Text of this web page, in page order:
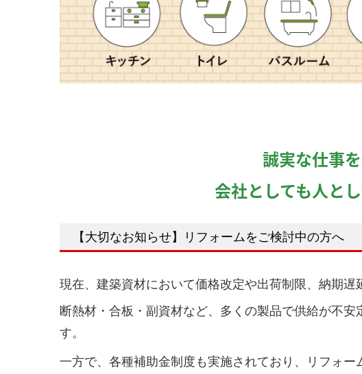
誠実な仕事
会社としても人と
【大切なお知らせ】リフォームをご検討中の方へ
現在、建築資材において価格改定や出荷制限、 納期遅
断熱材・合板・副資材など、 多くの製品で供給が不安
す。
一方で、各種補助金制度も実施されており、 リフォー